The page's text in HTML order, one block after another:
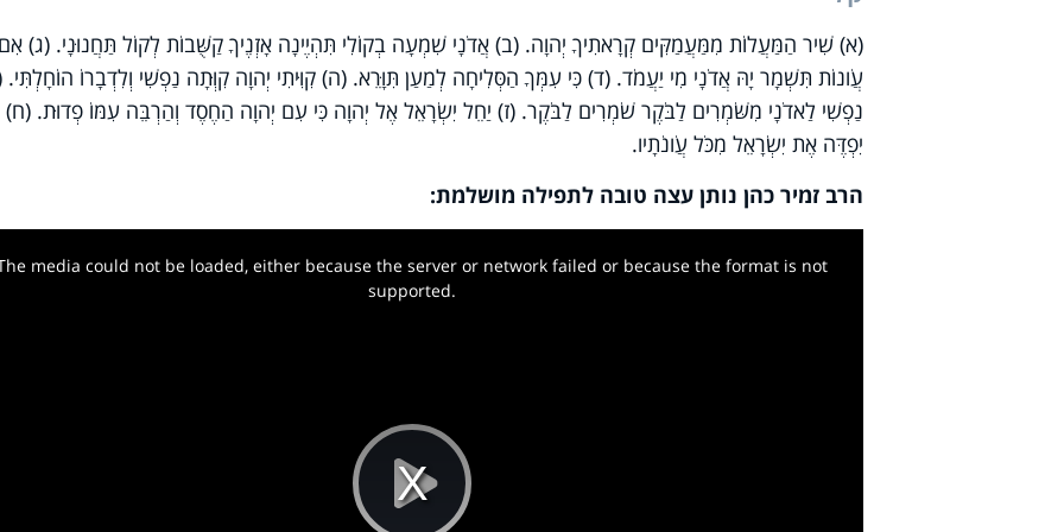
(א) שִׁיר הַמַּעֲלוֹת מִמַּעֲמַקִּים קְרָאתִיךָ יְהוָה. (ב) אֲדֹנָי שִׁמְעָה בְקוֹלִי תִּהְיֶינָה אָזְנֶיךָ קַשֻּׁבוֹת לְקוֹל תַּחֲנוּנָי. (ג) אִם
עֲו‍ֹנוֹת תִּשְׁמָר יָהּ אֲדֹנָי מִי יַעֲמֹד. (ד) כִּי עִמְּךָ הַסְּלִיחָה לְמַעַן תִּוָּרֵא. (ה) קִוִּיתִי יְהוָה קִוְּתָה נַפְשִׁי וְלִדְבָרוֹ הוֹחָלְתִּי.
נַפְשִׁי לַאדֹנָי מִשֹּׁמְרִים לַבֹּקֶר שֹׁמְרִים לַבֹּקֶר. (ז) יַחֵל יִשְׂרָאֵל אֶל יְהוָה כִּי עִם יְהוָה הַחֶסֶד וְהַרְבֵּה עִמּוֹ פְדוּת. (ח)
יִפְדֶּה אֶת יִשְׂרָאֵל מִכֹּל עֲו‍ֹנֹתָיו.
הרב זמיר כהן נותן עצה טובה לתפילה מושלמת:
media could not be loaded, either because the server or network failed or because the format is not
supported.